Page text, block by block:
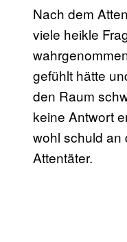
Nach dem
viele heikle
gefühlt hätte
den Raum
keine Antwort
wohl schuld an
Attentäter.